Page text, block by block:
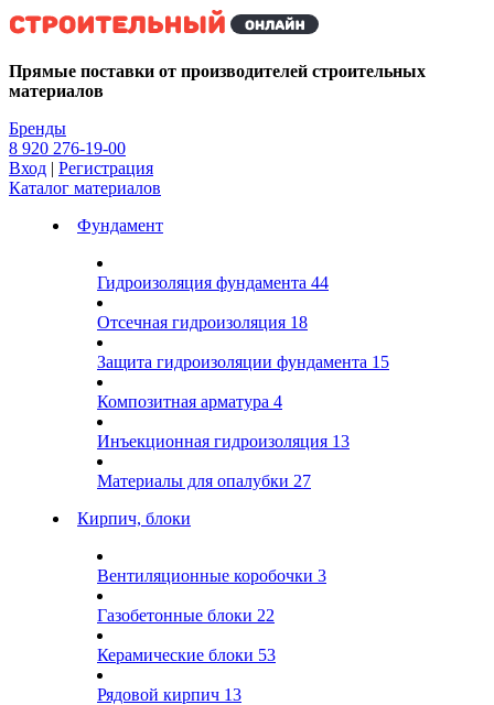
Kg
Прямые поставки от производителей строительных
материалов
Бренды
8 920 276-19-00
Вход | Регистрация
Каталог материалов
Фундамент
Гидроизоляция фундамента 44
Отсечная гидроизоляция 18
Защита гидроизоляции фундамента 15
Композитная арматура 4
Инъекционная гидроизоляция 13
Материалы для опалубки 27
Кирпич, блоки
Вентиляционные коробочки 3
Газобетонные блоки 22
Керамические блоки 53
Рядовой кирпич 13